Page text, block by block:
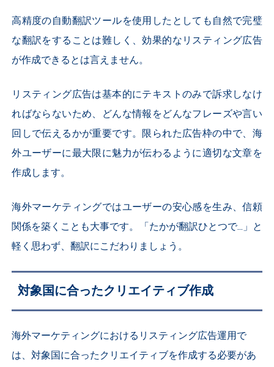
高精度の自動翻訳ツールを使用したとしても自然で完璧
な翻訳をすることは難しく、効果的なリスティング広告
が作成できるとは言えません。
リスティング広告は基本的にテキストのみで訴求しなけ
ればならないため、どんな情報をどんなフレーズや言い
回しで伝えるかが重要です。限られた広告枠の中で、海
外ユーザーに最大限に魅力が伝わるように適切な文章を
作成します。
海外マーケティングではユーザーの安心感を生み、信頼
関係を築くことも大事です。
「たかが翻訳ひとつで...」と
軽く思わず、翻訳にこだわりましょう。
対象国に合ったクリエイティブ作成
海外マーケティングにおけるリスティング広告運用で
は、対象国に合ったクリエイティブを作成する必要があ